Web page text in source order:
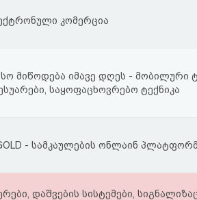
კომერცია
მიწოდება იმავე დღეს - მობილური
საყოფაცხოვრებო ტექნიკა
- სამკაულების ონლაინ
დაშვების სისტემები,